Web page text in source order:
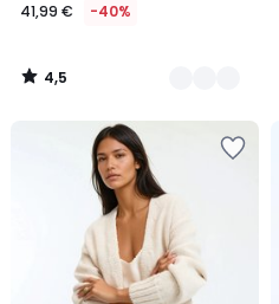
41,99 € -40%
4,5
/